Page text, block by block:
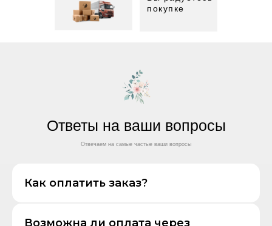
покупке
Ответы на ваши вопросы
Отвечаем на самые частые ваши вопросы
Как оплатить заказ?
Возможна ли оплата через